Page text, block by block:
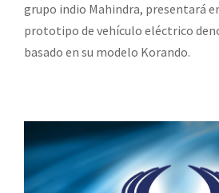
grupo indio Mahindra, presentará
prototipo de vehículo eléctrico
basado en su modelo Korando.